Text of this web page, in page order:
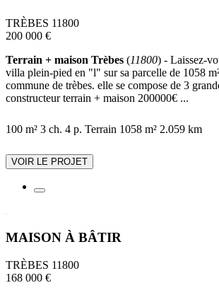
TRÈBES 11800
200 000 €
Terrain + maison Trèbes (11800) - Laissez-
villa plein-pied en "l" sur sa parcelle de 1058
commune de trèbes. elle se compose de 3
constructeur terrain + maison 200000€ ...
100 m² 3 ch. 4 p. Terrain 1058 m² 2.059 km
VOIR LE PROJET
MAISON À BÂTIR
TRÈBES 11800
168 000 €